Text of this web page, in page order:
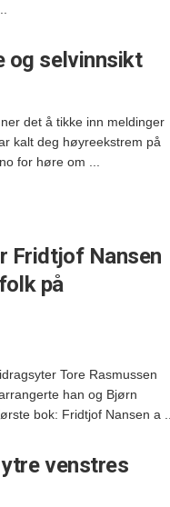
og selvinnsikt
det å tikke inn meldinger
kalt deg høyreekstrem på
for høre om ...
Fridtjof Nansen
på
Tore Rasmussen
han og Bjørn
bok: Fridtjof Nansen a ...
venstres